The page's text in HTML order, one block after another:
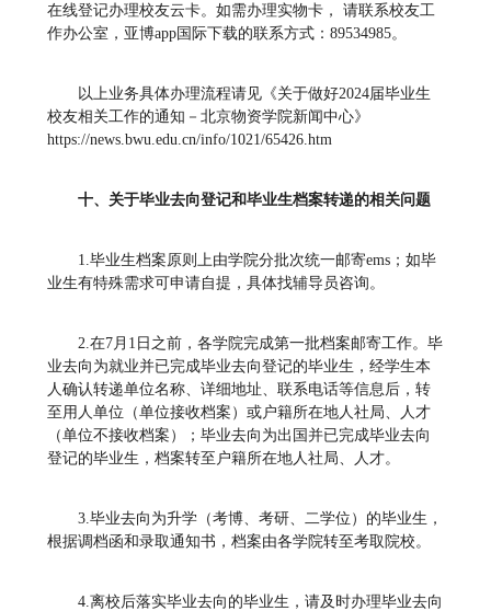
在线登记办理校友云卡。如需办理实物卡， 请联系校友工
作办公室，亚博app国际下载的联系方式：89534985。
以上业务具体办理流程请见《关于做好2024届毕业生
校友相关工作的通知－北京物资学院新闻中心》
https://news.bwu.edu.cn/info/1021/65426.htm
十、关于毕业去向登记和毕业生档案转递的相关问题
1.毕业生档案原则上由学院分批次统一邮寄ems；如毕
业生有特殊需求可申请自提，具体找辅导员咨询。
2.在7月1日之前，各学院完成第一批档案邮寄工作。毕
业去向为就业并已完成毕业去向登记的毕业生，经学生本
人确认转递单位名称、详细地址、联系电话等信息后，转
至用人单位（单位接收档案）或户籍所在地人社局、人才
（单位不接收档案）；毕业去向为出国并已完成毕业去向
登记的毕业生，档案转至户籍所在地人社局、人才。
3.毕业去向为升学（考博、考研、二学位）的毕业生，
根据调档函和录取通知书，档案由各学院转至考取院校。
4.离校后落实毕业去向的毕业生，请及时办理毕业去向